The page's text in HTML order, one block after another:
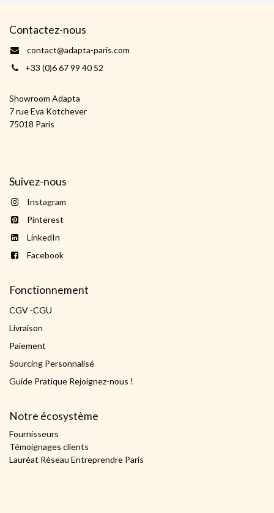
Contactez-nous
contact@adapta-paris.com
+33 (0)6 67 99 40 52
Showroom Adapta
7 rue Eva Kotchever
75018 Paris
Suivez-nous
Instagram
Pinterest
LinkedIn
Facebook
Fonctionnement
CGV -CGU
Livraison
Paiement
Sourcing Personnalisé
Guide Pratique Rejoignez-nous !
Notre écosystème
Fournisseurs
Témoignages clients
Lauréat Réseau Entreprendre Paris